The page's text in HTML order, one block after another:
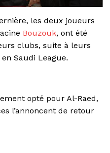
les deux joueurs
Bouzouk, ont été
clubs, suite à leurs
Saudi League.
opté pour Al-Raed,
l’annoncent de retour